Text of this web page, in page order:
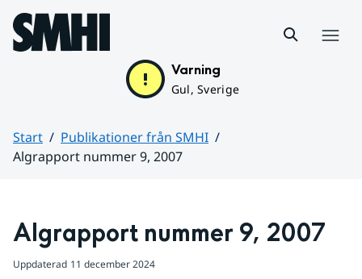
Hoppa till sidans innehåll
Varning
Gul, Sverige
Start
Publikationer från SMHI
Algrapport nummer 9, 2007
Algrapport nummer 9, 2007
Uppdaterad 11 december 2024